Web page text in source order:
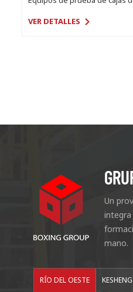
VER DETALLES
Un
mano.
RÍO DEL OESTE